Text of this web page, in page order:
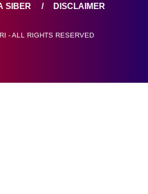
SIBER DISCLAIMER
- ALL RIGHTS RESERVED